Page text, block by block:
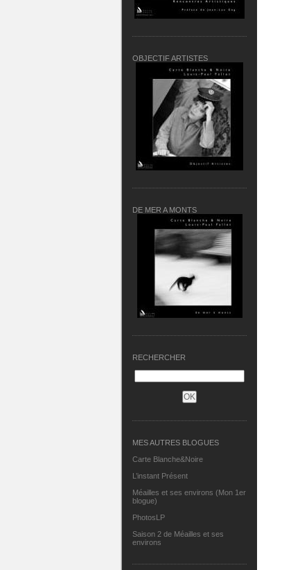
OBJECTIF ARTISTES
DE MER A MONTS
RECHERCHER
MES AUTRES BLOGUES
Carte Blanche&Noire
L’instant Présent
Méailles et ses environs (Mon 1er
blogue)
PhotosLP
Saison 2 de Méailles et ses
environs